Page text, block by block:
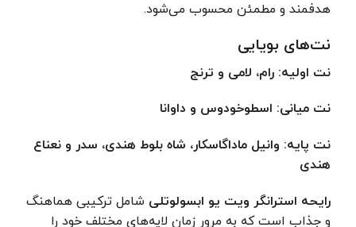
هدفمند و مطمئن محسوب می‌شود.
نت‌های بویایی
نت اولیه: رام، لامی و ترنج
نت میانی: اسطوخودوس و داوانا
نت پایه: وانیل ماداگاسکار، شاه بلوط هندی، سدر و نعناع
هندی
رایحه استرانگر ویت یو ابسولوتلی شامل ترکیبی هماهنگ
و جذاب است که به مرور زمان لایه‌های مختلف خود را